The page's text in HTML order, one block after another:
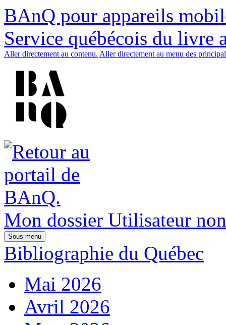
BAnQ pour appareils
Service québécois du livre
Aller directement au contenu. Aller directement au menu des
Mon dossier Utilisateur
Sous-menu
Bibliographie du Québec
Mai 2026
Avril 2026